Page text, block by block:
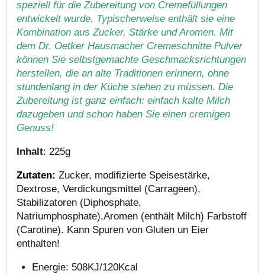
speziell für die Zubereitung von Cremefüllungen
entwickelt wurde. Typischerweise enthält sie eine
Kombination aus Zucker, Stärke und Aromen. Mit
dem Dr. Oetker Hausmacher Cremeschnitte Pulver
können Sie selbstgemachte Geschmacksrichtungen
herstellen, die an alte Traditionen erinnern, ohne
stundenlang in der Küche stehen zu müssen. Die
Zubereitung ist ganz einfach: einfach kalte Milch
dazugeben und schon haben Sie einen cremigen
Genuss!
Inhalt: 225g
Zutaten: Zucker, modifizierte Speisestärke,
Dextrose, Verdickungsmittel (Carrageen),
Stabilizatoren (Diphosphate,
Natriumphosphate),Aromen (enthält Milch) Farbstoff
(Carotine). Kann Spuren von Gluten un Eier
enthalten!
Energie: 508KJ/120Kcal